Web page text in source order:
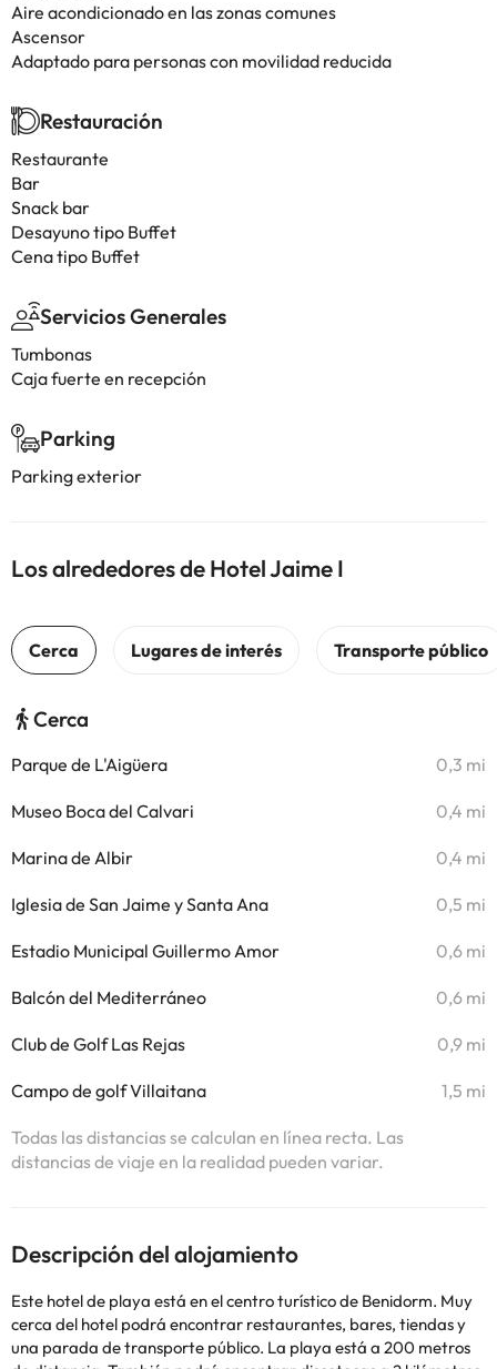
Aire acondicionado en las zonas comunes
Ascensor
Adaptado para personas con movilidad reducida
Restauración
Restaurante
Bar
Snack bar
Desayuno tipo Buffet
Cena tipo Buffet
Servicios Generales
Tumbonas
Caja fuerte en recepción
Parking
Parking exterior
Los alrededores de Hotel Jaime I
Cerca
Parque de L'Aigüera 0,3 mi
Museo Boca del Calvari 0,4 mi
Marina de Albir 0,4 mi
Iglesia de San Jaime y Santa Ana 0,5 mi
Estadio Municipal Guillermo Amor 0,6 mi
Balcón del Mediterráneo 0,6 mi
Club de Golf Las Rejas 0,9 mi
Campo de golf Villaitana 1,5 mi
Todas las distancias se calculan en línea recta. Las
distancias de viaje en la realidad pueden variar.
Descripción del alojamiento
Este hotel de playa está en el centro turístico de Benidorm. Muy
cerca del hotel podrá encontrar restaurantes, bares, tiendas y
una parada de transporte público. La playa está a 200 metros